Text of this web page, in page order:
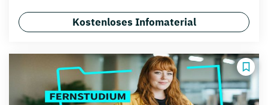
Kostenloses Infomaterial